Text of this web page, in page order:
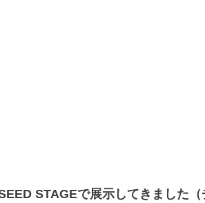
STAGEで展示してきました（